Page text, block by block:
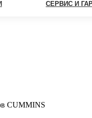
СЕРВИС И
CUMMINS